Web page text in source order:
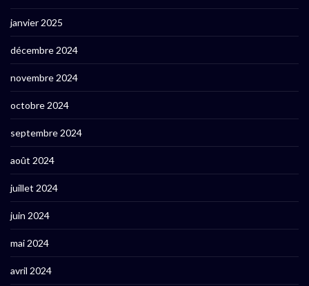
janvier 2025
décembre 2024
novembre 2024
octobre 2024
septembre 2024
août 2024
juillet 2024
juin 2024
mai 2024
avril 2024